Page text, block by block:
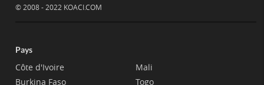
© 2008 - 2022 KOACI.COM
Pays
Côte d'Ivoire
Burkina Faso
Mali
Togo